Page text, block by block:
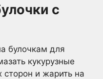
с
булочкам для
кукурузные
и жарить на